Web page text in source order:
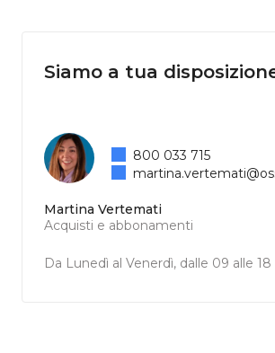
Siamo a tua
Martina Vertemati
Acquisti e abbonamenti
Da Lunedì al Venerdì, dalle 09 alle 18
800 033 715